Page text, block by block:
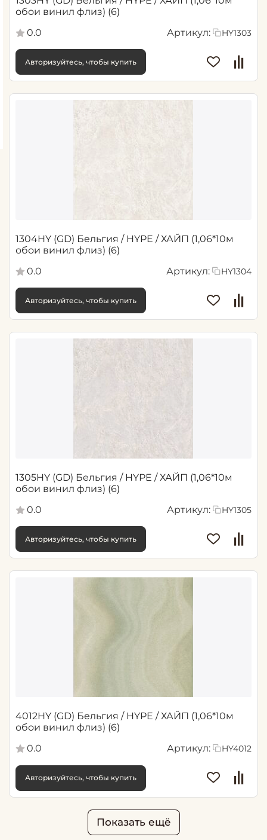
обои винил флиз) (6)
0.0
Артикул: HY1303
Авторизуйтесь, чтобы купить
1304HY (GD) Бельгия / HYPE / ХАЙП (1,06*10м
обои винил флиз) (6)
0.0
Артикул: HY1304
Авторизуйтесь, чтобы купить
1305HY (GD) Бельгия / HYPE / ХАЙП (1,06*10м
обои винил флиз) (6)
0.0
Артикул: HY1305
Авторизуйтесь, чтобы купить
4012HY (GD) Бельгия / HYPE / ХАЙП (1,06*10м
обои винил флиз) (6)
0.0
Артикул: HY4012
Авторизуйтесь, чтобы купить
Показать ещё